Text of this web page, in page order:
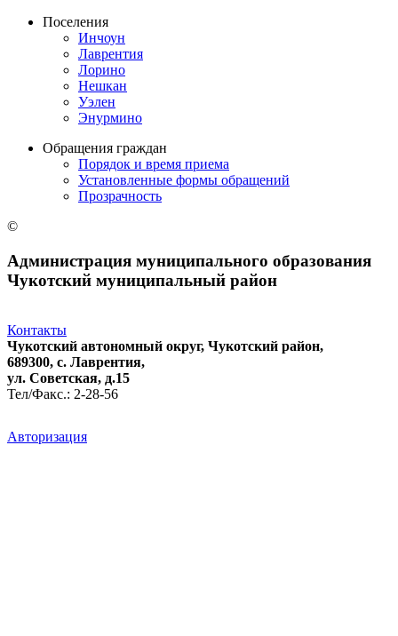
Поселения
Инчоун
Лаврентия
Лорино
Нешкан
Уэлен
Энурмино
Обращения граждан
Порядок и время приема
Установленные формы обращений
Прозрачность
©
Администрация муниципального образования
Чукотский муниципальный район
Контакты
Чукотский автономный округ, Чукотский район,
689300, с. Лаврентия,
ул. Советская, д.15
Тел/Факс.: 2-28-56
Авторизация